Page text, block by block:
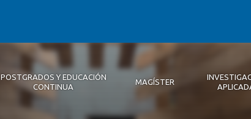
Autoridades
Descripción
POSTGRADOS Y EDUCACIÓN
CONTINUA
Magíster
MAGÍSTER
Noticias 2026